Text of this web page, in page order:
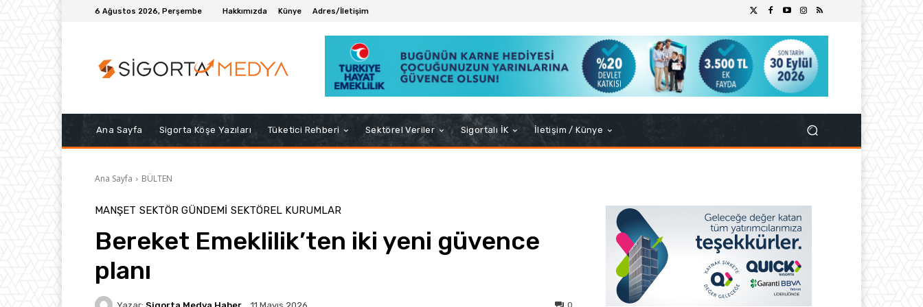
6 Ağustos 2026, Perşembe Hakkımızda Künye Adres/İletişim
Ana Sayfa Sigorta Köşe Yazıları Tüketici Rehberi Sektörel Veriler Sigortalı İK İletişim / Künye
Ana Sayfa BÜLTEN
MANŞET SEKTÖR GÜNDEMİ SEKTÖREL KURUMLAR
Bereket Emeklilik’ten iki yeni güvence
planı